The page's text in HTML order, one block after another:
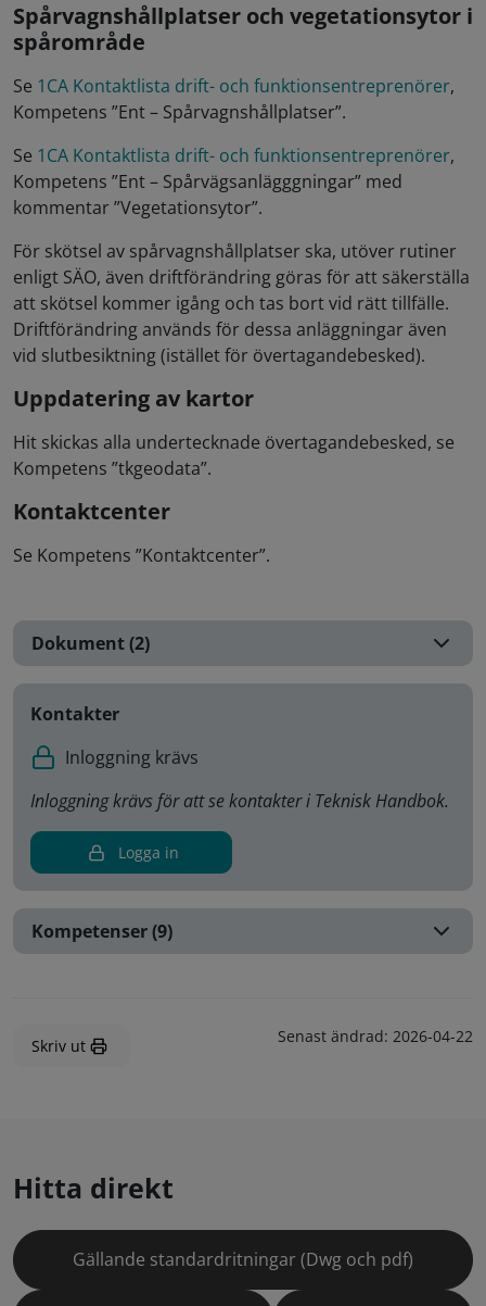
Spårvagnshållplatser och vegetationsytor i
spårområde
Se 1CA Kontaktlista drift- och funktionsentreprenörer,
Kompetens ”Ent – Spårvagnshållplatser”.
Se 1CA Kontaktlista drift- och funktionsentreprenörer,
Kompetens ”Ent – Spårvägsanlägggningar” med
kommentar ”Vegetationsytor”.
För skötsel av spårvagnshållplatser ska, utöver rutiner
enligt SÄO, även driftförändring göras för att säkerställa
att skötsel kommer igång och tas bort vid rätt tillfälle.
Driftförändring används för dessa anläggningar även
vid slutbesiktning (istället för övertagandebesked).
Uppdatering av kartor
Hit skickas alla undertecknade övertagandebesked, se
Kompetens ”tkgeodata”.
Kontaktcenter
Se Kompetens ”Kontaktcenter”.
Dokument (2)
Kontakter
Inloggning krävs
Inloggning krävs för att se kontakter i Teknisk Handbok.
Logga in
Kompetenser (9)
Skriv ut Senast ändrad: 2026-04-22
Hitta direkt
Gällande standardritningar (Dwg och pdf)